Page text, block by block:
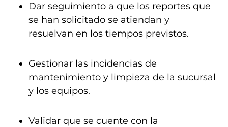
Dar seguimiento a que los reportes que
se han solicitado se atiendan y
resuelvan en los tiempos previstos.
Gestionar las incidencias de
mantenimiento y limpieza de la sucursal
y los equipos.
Validar que se cuente con la